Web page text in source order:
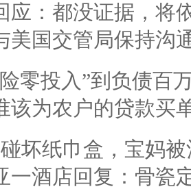
应：都没证据，将
美国交管局保持沟
零投入”到负债百
该为农户的贷款买
坏纸巾盒，宝妈
一酒店回复：骨瓷